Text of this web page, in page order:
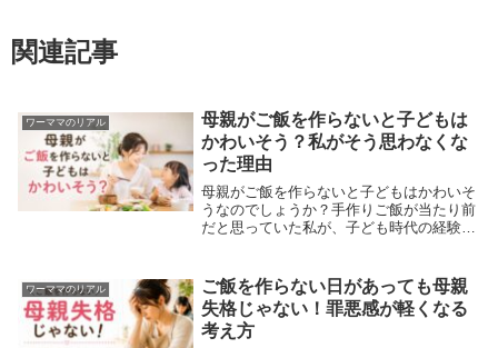
関連記事
ワーママのリアル
母親がご飯を作らないと子どもは
かわいそう？私がそう思わなくな
った理由
母親がご飯を作らないと子どもはかわいそ
うなのでしょうか？手作りご飯が当たり前
だと思っていた私が、子ども時代の経験と
なく、親子が笑顔で食卓を囲めることでし
た。
ワーママのリアル
ご飯を作らない日があっても母親
失格じゃない！罪悪感が軽くなる
考え方